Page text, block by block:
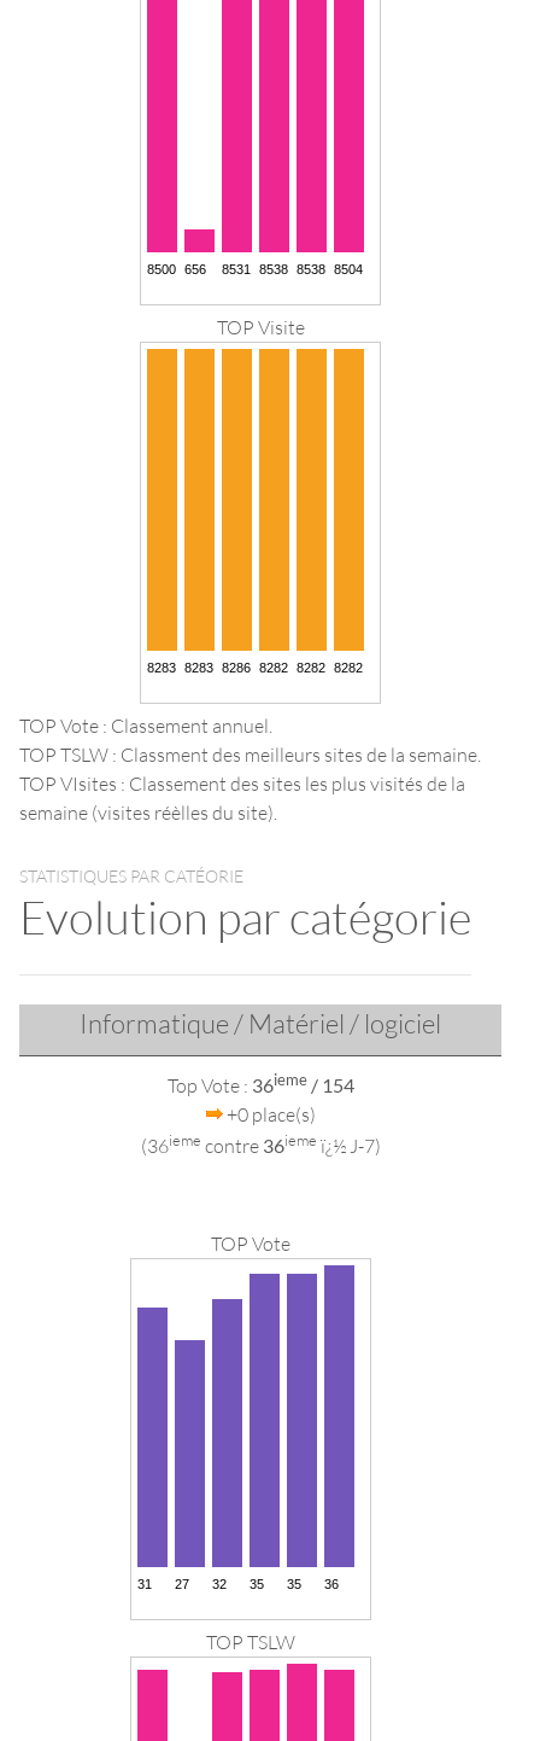
TOP Visite
TOP Vote : Classement annuel.
TOP TSLW : Classment des meilleurs sites de la semaine.
TOP VIsites : Classement des sites les plus visités de la
semaine (visites réèlles du site).
STATISTIQUES PAR CATÉORIE
Evolution par catégorie
Informatique / Matériel / logiciel
Top Vote : 36ieme/ 154
+0 place(s)
(36ieme contre 36ieme ï¿½ J-7)
TOP Vote
TOP TSLW